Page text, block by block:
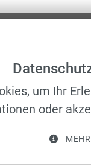
Kontakt
um Ihr
oder